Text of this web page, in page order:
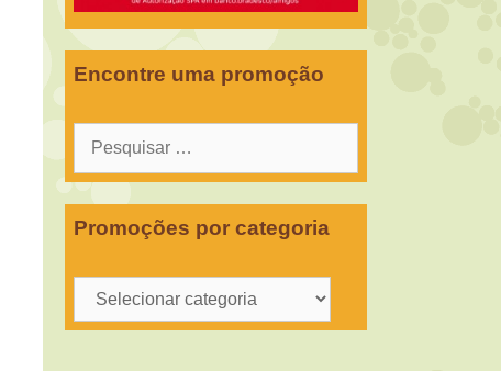
Encontre uma promoção
Pesquisar
Promoções por categoria
Promoções
por